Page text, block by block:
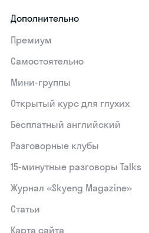
Дополнительно
Премиум
Самостоятельно
Мини-группы
Открытый курс для глухих
Бесплатный английский
Разговорные клубы
15‑минутные разговоры Talks
Журнал «Skyeng Magazine»
Статьи
Карта сайта